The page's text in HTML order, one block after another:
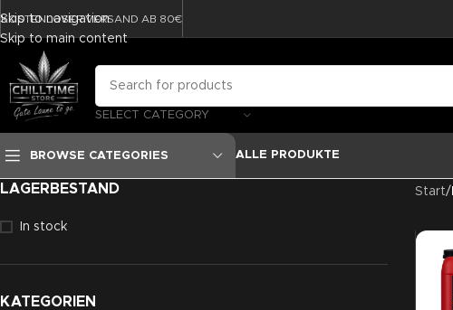
Skip to navigation
Skip to main content
KOSTENLOSER VERSAND AB 80€
SELECT CATEGORY
BROWSE CATEGORIES ALLE PRODUKTE
LAGERBESTAND
In stock
KATEGORIEN
Start/